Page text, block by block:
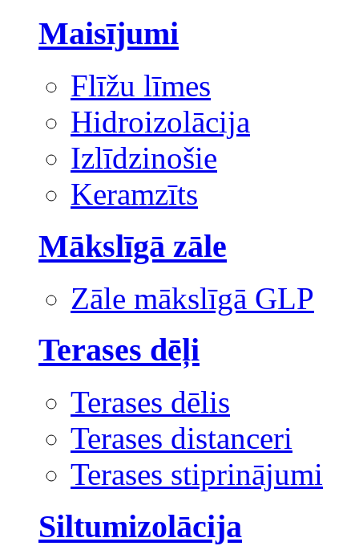
Maisījumi
Flīžu līmes
Hidroizolācija
Izlīdzinošie
Keramzīts
Mākslīgā zāle
Zāle mākslīgā GLP
Terases dēļi
Terases dēlis
Terases distanceri
Terases stiprinājumi
Siltumizolācija